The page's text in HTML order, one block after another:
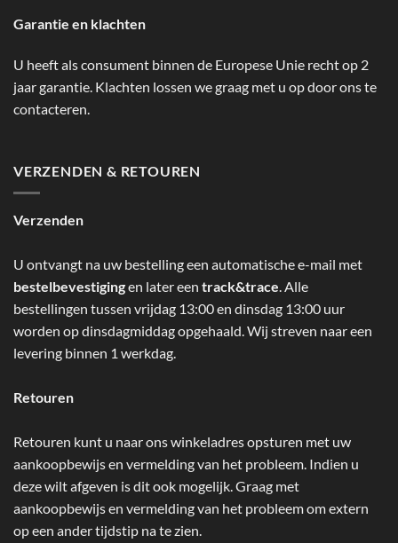
Garantie en klachten
U heeft als consument binnen de Europese Unie recht op 2
jaar garantie. Klachten lossen we graag met u op door ons te
contacteren.
VERZENDEN & RETOUREN
Verzenden
U ontvangt na uw bestelling een automatische e-mail met
bestelbevestigingen later een track&trace . Alle
bestellingen tussen vrijdag 13:00 en dinsdag 13:00 uur
worden op dinsdagmiddag opgehaald. Wij streven naar een
levering binnen 1 werkdag.
Retouren
Retouren kunt u naar ons winkeladres opsturen met uw
aankoopbewijs en vermelding van het probleem. Indien u
deze wilt afgeven is dit ook mogelijk. Graag met
aankoopbewijs en vermelding van het probleem om extern
op een ander tijdstip na te zien.